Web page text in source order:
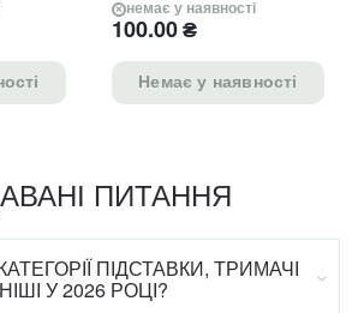
ПИТАННЯ
ПІДСТАВКИ, ТРИМАЧІ
У 2026 РОЦІ?
немає у наявності
100.00₴
Немає у наявності